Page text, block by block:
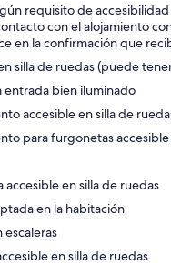
requisito de accesibilidad
con el alojamiento
en la confirmación que
silla de ruedas (puede
entrada bien iluminado
accesible en silla de
para furgonetas
accesible en silla de ruedas
en la habitación
escaleras
en silla de ruedas